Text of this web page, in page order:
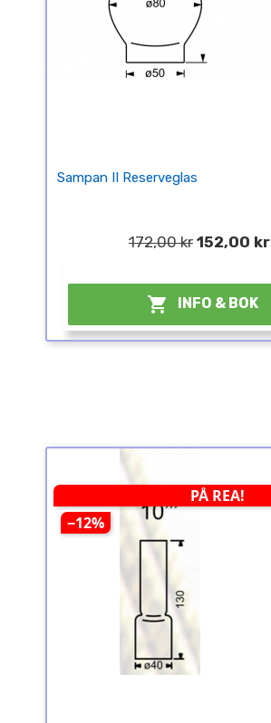
Sampan II Reserveglas
172,00 kr 152,00 kr
 INFO & BOK
PÅ REA!
−12%